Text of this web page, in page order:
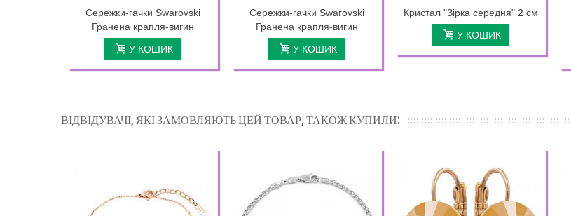
Сережки-гачки Swarovski
Гранена крапля-вигин
У КОШИК
Сережки-гачки Swarovski
Гранена крапля-вигин
У КОШИК
Кристал "Зірка середня" 2 см
У КОШИК
ВІДВІДУВАЧІ, ЯКІ ЗАМОВЛЯЮТЬ ЦЕЙ ТОВАР, ТАКОЖ КУПИЛИ: